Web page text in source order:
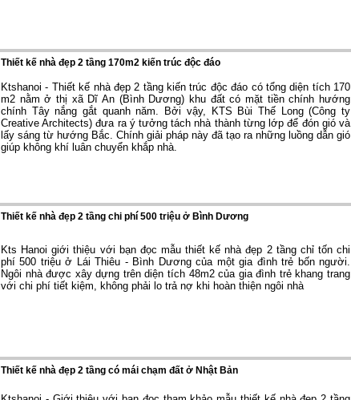
Thiết kế nhà đẹp 2 tầng 170m2 kiến trúc độc đáo
Ktshanoi - Thiết kế nhà đẹp 2 tầng kiến trúc độc đáo có tổng diện tích 170
m2 nằm ở thị xã Dĩ An (Bình Dương) khu đất có mặt tiền chính hướng
chính Tâynắng gắt quanh năm. Bởi vậy, KTS Bùi Thế Long (Công ty
Creative Architects) đưa ra ý tưởng tách nhà thành từng lớp để đón gió và
lấy sáng từ hướng Bắc. Chính giải pháp này đã tạo ra những luồng dẫn gió
giúp không khí luân chuyển khắp nhà.
Thiết kế nhà đẹp 2 tầng chi phí 500 triệu ở Bình Dương
Kts Hanoi giới thiệu với bạn đọc mẫu thiết kế nhà đẹp 2 tầng chỉ tốn chi
phí 500 triệu ở Lái Thiêu - Bình Dương của một gia đình trẻ bốn người.
Ngôi nhà được xây dựng trên diện tích 48m2 của gia đình trẻ khang trang
với chi phí tiết kiệm, không phải lo trả nợ khi hoàn thiện ngôi nhà
Thiết kế nhà đẹp 2 tầng có mái chạm đất ở Nhật Bản